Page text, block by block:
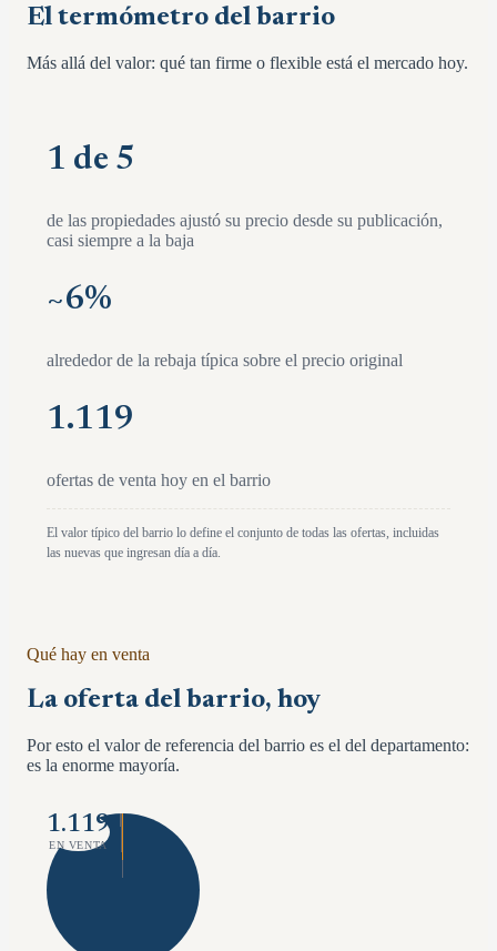
El termómetro del barrio
Más allá del valor: qué tan firme o flexible está el mercado hoy.
1 de 5
de las propiedades ajustó su precio desde su publicación,
casi siempre a la baja
~6%
alrededor de la rebaja típica sobre el precio original
1.119
ofertas de venta hoy en el barrio
El valor típico del barrio lo define el conjunto de todas las ofertas, incluidas
las nuevas que ingresan día a día.
Qué hay en venta
La oferta del barrio, hoy
Por esto el valor de referencia del barrio es el del departamento:
es la enorme mayoría.
1.119
EN VENTA